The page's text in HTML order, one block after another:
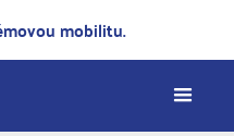
mobilitu.